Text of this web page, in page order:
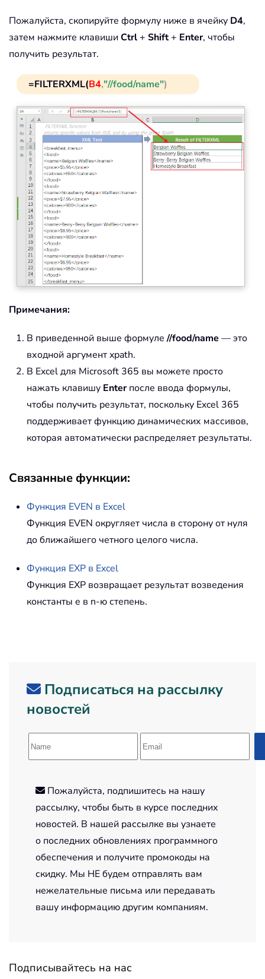
Пожалуйста, скопируйте формулу ниже в ячейку D4,
затем нажмите клавиши Ctrl+ Shift+ Enter, чтобы
получить результат.
=FILTERXML(B4,"//food/name")
Примечания:
В приведенной выше формуле//food/name — это
входной аргумент xpath.
В Excel для Microsoft 365 вы можете просто
нажать клавишу Enterпосле ввода формулы,
чтобы получить результат, поскольку Excel 365
поддерживает функцию динамических массивов,
которая автоматически распределяет результаты.
Связанные функции:
Функция EVEN в Excel
Функция EVEN округляет числа в сторону от нуля
до ближайшего четного целого числа.
Функция EXP в Excel
Функция EXP возвращает результат возведения
константы e в n-ю степень.
Подписаться на рассылку
новостей
Пожалуйста, подпишитесь на нашу
рассылку, чтобы быть в курсе последних
новостей. В нашей рассылке вы узнаете
о последних обновлениях программного
обеспечения и получите промокоды на
скидку. Мы НЕ будем отправлять вам
нежелательные письма или передавать
вашу информацию другим компаниям.
Подписывайтесь на нас